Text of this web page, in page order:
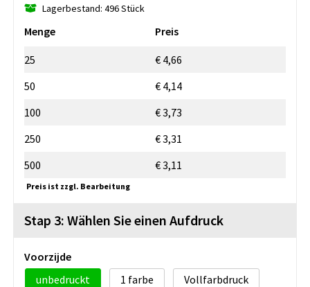
Lagerbestand: 496 Stück
Menge Preis
25
€ 4,66
50
€ 4,14
100
€ 3,73
250
€ 3,31
500
€ 3,11
Preis ist zzgl. Bearbeitung
Stap 3: Wählen Sie einen Aufdruck
Voorzijde
unbedruckt
1 Vollfarbdruck